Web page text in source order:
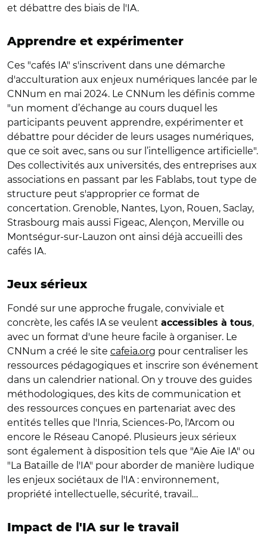
et débattre des biais de l'IA.
Apprendre et expérimenter
Ces "cafés IA" s'inscrivent dans une démarche
d'acculturation aux enjeux numériques lancée par le
CNNum en mai 2024. Le CNNum les définis comme
"un moment d’échange au cours duquel les
participants peuvent apprendre, expérimenter et
débattre pour décider de leurs usages numériques,
que ce soit avec, sans ou sur l’intelligence artificielle".
Des collectivités aux universités, des entreprises aux
associations en passant par les Fablabs, tout type de
structure peut s'approprier ce format de
concertation. Grenoble, Nantes, Lyon, Rouen, Saclay,
Strasbourg mais aussi Figeac, Alençon, Merville ou
Montségur-sur-Lauzon ont ainsi déjà accueilli des
cafés IA.
Jeux sérieux
Fondé sur une approche frugale, conviviale et
concrète, les cafés IA se veulent accessibles à tous,
avec un format d'une heure facile à organiser. Le
CNNum a créé le site cafeia.org pour centraliser les
ressources pédagogiques et inscrire son événement
dans un calendrier national. On y trouve des guides
méthodologiques, des kits de communication et
des ressources conçues en partenariat avec des
entités telles que l'Inria, Sciences-Po, l'Arcom ou
encore le Réseau Canopé. Plusieurs jeux sérieux
sont également à disposition tels que "Aïe Aïe IA" ou
"La Bataille de l'IA" pour aborder de manière ludique
les enjeux sociétaux de l'IA : environnement,
propriété intellectuelle, sécurité, travail…
Impact de l'IA sur le travail